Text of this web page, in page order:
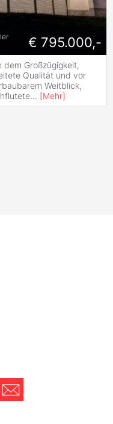
€ 795.000,-
dem Großzügigkeit,
Qualität und vor
Weitblick,
... [Mehr]